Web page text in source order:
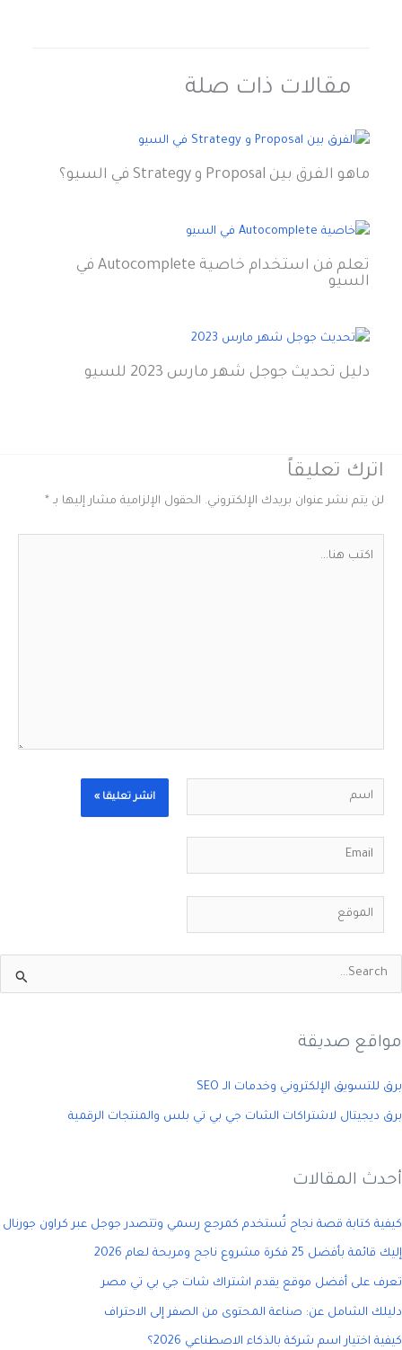
مقالات ذات صلة
ماهو الفرق بين Proposal و Strategy في السيو؟
تعلم فن استخدام خاصية Autocomplete في
السيو
دليل تحديث جوجل شهر مارس 2023 للسيو
اترك تعليقاً
لن يتم نشر عنوان بريدك الإلكتروني. الحقول الإلزامية مشار إليها بـ *
اسم
Email
الموقع
ل
ح
ن
مواقع صديقة
برق للتسويق الإلكتروني وخدمات الـ SEO
برق ديجيتال لاشتراكات الشات جي بي تي بلس والمنتجات الرقمية
أحدث المقالات
كيفية كتابة قصة نجاح تُستخدم كمرجع رسمي وتتصدر جوجل عبر كراون جورنال
إليك قائمة بأفضل 25 فكرة مشروع ناجح ومربحة لعام 2026
تعرف على أفضل موقع يقدم اشتراك شات جي بي تي مصر
دليلك الشامل عن: صناعة المحتوى من الصفر إلى الاحتراف
كيفية اختيار اسم شركة بالذكاء الاصطناعي 2026؟